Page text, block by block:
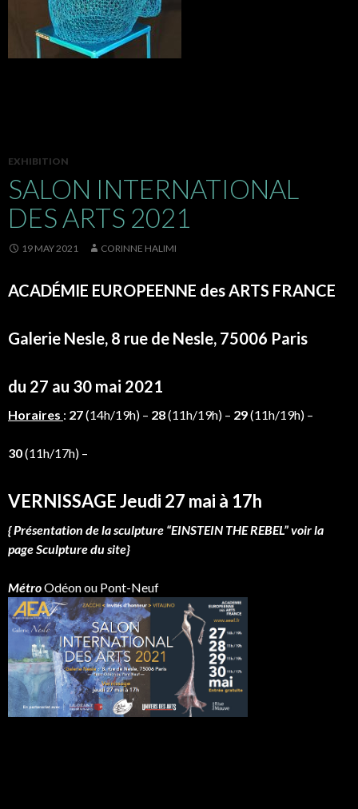
EXHIBITION
SALON INTERNATIONAL
DES ARTS 2021
19 MAY 2021 CORINNE HALIMI
ACADÉMIE EUROPEENNE des ARTS FRANCE
Galerie Nesle, 8 rue de Nesle, 75006 Paris
du 27 au 30 mai 2021
Horaires : 27(14h/19h) – 28(11h/19h) – 29(11h/19h) –
30(11h/17h) –
VERNISSAGE Jeudi 27 mai à 17h
{ Présentation de la sculpture “EINSTEIN THE REBEL” voir la
page Sculpture du site}
MétroOdéon ou Pont-Neuf